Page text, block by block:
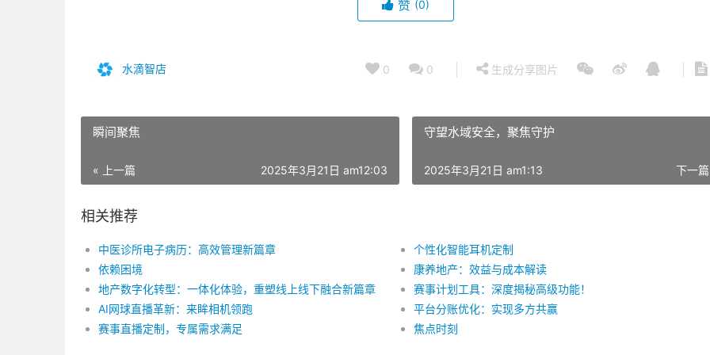
赞 (0)
水滴智店 0 0 生成分享图片
瞬间聚焦
« 上一篇 2025年3月21日 am12:03
守望水域安全，聚焦守护
下一
2025年3月21日 am1:13
相关推荐
中医诊所电子病历：高效管理新篇章
个性化智能耳机定制
依赖困境
康养地产：效益与成本解读
地产数字化转型：一体化体验，重塑线上线下融合新篇章
赛事计划工具：深度揭秘高级功能！
AI网球直播革新：来眸相机领跑
平台分账优化：实现多方共赢
赛事直播定制，专属需求满足
焦点时刻